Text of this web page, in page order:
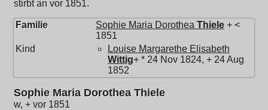
stirbt an vor 1851.
Familie Sophie Maria Dorothea Thiele + <
1851
Kind
Louise Margarethe Elisabeth
Wittig+ * 24 Nov 1824, + 24 Aug
1852
Sophie Maria Dorothea Thiele
w, + vor 1851